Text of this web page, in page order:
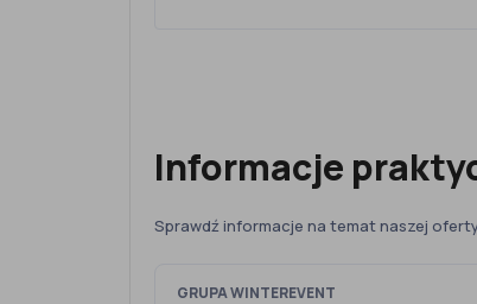
Informacje
Sprawdź informacje na temat naszej
GRUPA WINTEREVENT